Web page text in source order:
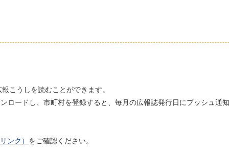
こうしを読むことができます。
ロードし、市町村を登録すると、毎月の広報誌発行日にプッシュ通知
ンク） をご確認ください。